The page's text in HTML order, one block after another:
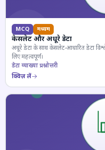
MCQ मध्यम
केसलेट और अधूरे डेटा
अधूरे डेटा के साथ केसलेट-आधारित डेटा
लिए महत्वपूर्ण।
डेटा व्याख्या प्रश्नोत्तरी
क्विज़ लें